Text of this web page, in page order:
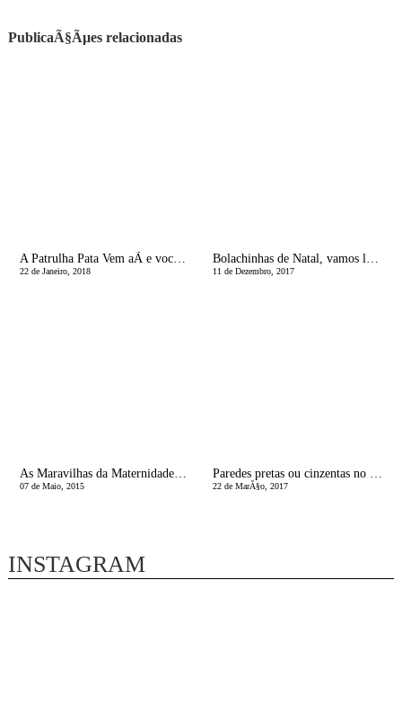
PublicaÃ§Ãµes relacionadas
A Patrulha Pata Vem aÃ­ e vocÃªs tambÃ©m podem vir!
22 de Janeiro, 2018
Bolachinhas de Natal, vamos lÃ¡ comeÃ§ar!
11 de Dezembro, 2017
As Maravilhas da Maternidade | Chegou o dia
07 de Maio, 2015
Paredes pretas ou cinzentas no quarto dos miÃºdos, quem se atreve?
22 de MarÃ§o, 2017
INSTAGRAM